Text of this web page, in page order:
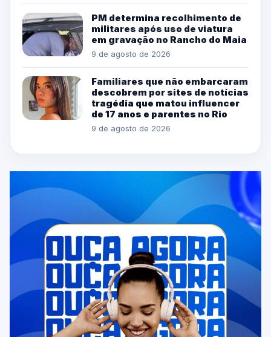
PM determina recolhimento de
militares após uso de viatura
em gravação no Rancho do Maia
9 de agosto de 2026
Familiares que não embarcaram
descobrem por sites de notícias
tragédia que matou influencer
de 17 anos e parentes no Rio
9 de agosto de 2026